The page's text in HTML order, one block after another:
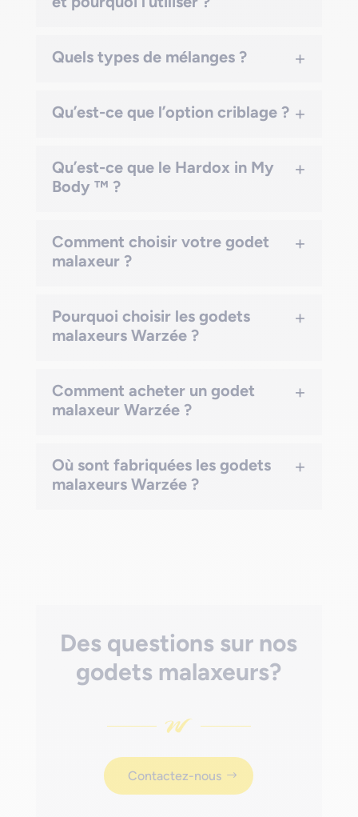
Quels types de mélanges ? +
Qu’est-ce que l’option criblage ? +
Qu’est-ce que le Hardox in My
Body ™ ?
+
Comment choisir votre godet
malaxeur ?
+
Pourquoi choisir les godets
malaxeurs Warzée ?
+
Comment acheter un godet
malaxeur Warzée ?
+
Où sont fabriquées les godets
malaxeurs Warzée ?
+
Des questions sur nos
godets malaxeurs?
Contactez-nous